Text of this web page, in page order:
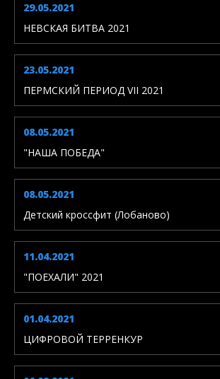
29.05.2021
НЕВСКАЯ БИТВА 2021
23.05.2021
ПЕРМСКИЙ ПЕРИОД VII 2021
08.05.2021
"НАША ПОБЕДА"
08.05.2021
Детский кроссфит (Лобаново)
11.04.2021
"ПОЕХАЛИ" 2021
01.04.2021
ЦИФРОВОЙ ТЕРРЕНКУР